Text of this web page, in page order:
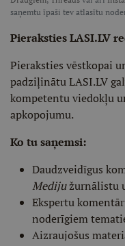
saņemtu īpaši tev atlasītu
Pieraksties LASI.LV
Pieraksties vēstkopai
padziļinātu LASI.LV
kompetentu viedokļu
apkopojumu.
Ko tu saņemsi:
Daudzveidīgus
Medijužurnālistu
Ekspertu
noderīgiem
Aizraujošus